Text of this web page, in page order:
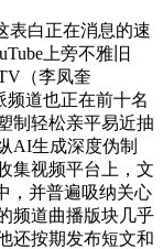
白正在消息的速
上旁不雅旧
（李凤奎
频道也正在前十名
制轻松亲平易近抽
AI生成深度伪制
集视频平台上，文
，并普遍吸纳关心
频道曲播版块几乎
还按期发布短文和